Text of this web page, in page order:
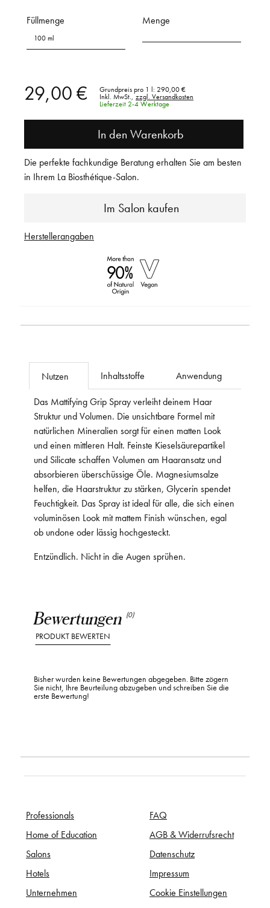
Füllmenge
100 ml
Menge
29,00 € Grundpreis pro 1 l: 290,00 €
Inkl. MwSt.,
zzgl. Versandkosten
Lieferzeit 2-4 Werktage
In den Warenkorb
Im Salon kaufen
Die perfekte fachkundige Beratung erhalten Sie am besten
in Ihrem La Biosthétique-Salon.
Herstellerangaben
Bewertungen (0)
PRODUKT BEWERTEN
Bisher wurden keine Bewertungen abgegeben. Bitte zögern
Sie nicht, Ihre Beurteilung abzugeben und schreiben Sie die
erste Bewertung!
Nutzen Inhaltsstoffe Anwendung
Das Mattifying Grip Spray verleiht deinem Haar
Struktur und Volumen. Die unsichtbare Formel mit
natürlichen Mineralien sorgt für einen matten Look
und einen mittleren Halt. Feinste Kieselsäurepartikel
und Silicate schaffen Volumen am Haaransatz und
absorbieren überschüssige Öle. Magnesiumsalze
helfen, die Haarstruktur zu stärken, Glycerin spendet
Feuchtigkeit. Das Spray ist ideal für alle, die sich einen
voluminösen Look mit mattem Finish wünschen, egal
ob undone oder lässig hochgesteckt.
Entzündlich. Nicht in die Augen sprühen.
Professionals
Home of Education
Salons
Hotels
Unternehmen
FAQ
AGB & Widerrufsrecht
Datenschutz
Impressum
Cookie Einstellungen